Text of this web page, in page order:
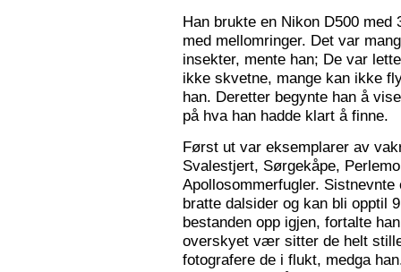
Han brukte en Nikon D500
med mellomringer. Det var
insekter, mente han; De var
ikke skvetne, mange kan ikke
han. Deretter begynte han å
på hva han hadde klart å finne.
Først ut var eksemplarer av
Svalestjert, Sørgekåpe,
Apollosommerfugler.
bratte dalsider og kan bli opptil
bestanden opp igjen, fortalte
overskyet vær sitter de helt
fotografere de i flukt, medga